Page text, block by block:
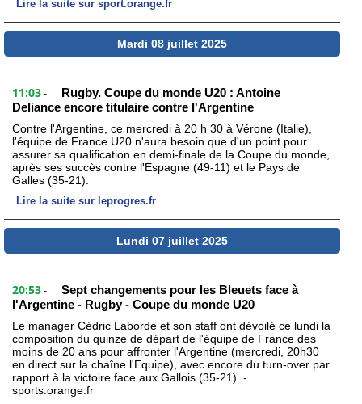
Lire la suite sur sport.orange.fr
Mardi 08 juillet 2025
11:03 -
Rugby. Coupe du monde U20 : Antoine
Deliance encore titulaire contre l'Argentine
Contre l'Argentine, ce mercredi à 20 h 30 à Vérone (Italie),
l'équipe de France U20 n'aura besoin que d'un point pour
assurer sa qualification en demi-finale de la Coupe du monde,
après ses succès contre l'Espagne (49-11) et le Pays de
Galles (35-21).
Lire la suite sur leprogres.fr
Lundi 07 juillet 2025
20:53 -
Sept changements pour les Bleuets face à
l'Argentine - Rugby - Coupe du monde U20
Le manager Cédric Laborde et son staff ont dévoilé ce lundi la
composition du quinze de départ de l'équipe de France des
moins de 20 ans pour affronter l'Argentine (mercredi, 20h30
en direct sur la chaîne l'Equipe), avec encore du turn-over par
rapport à la victoire face aux Gallois (35-21). -
sports.orange.fr